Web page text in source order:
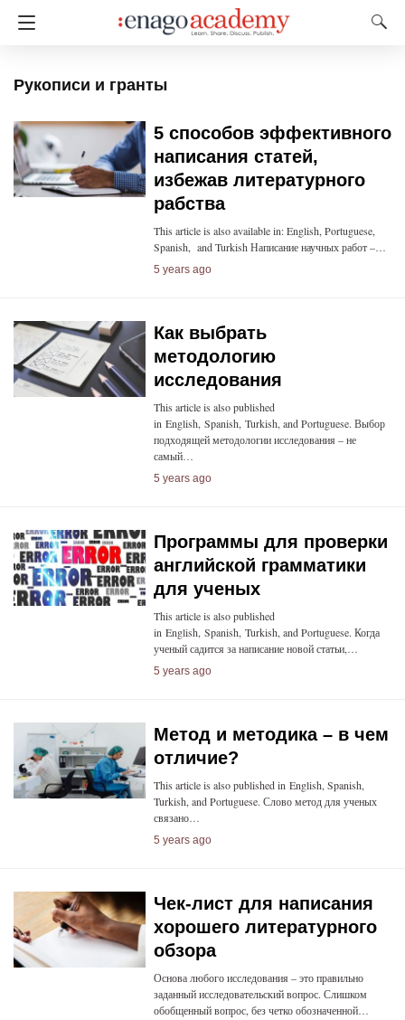
Рукописи и гранты
5 способов эффективного
написания статей,
избежав литературного
рабства
This article is also available in: English, Portuguese,
Spanish, and Turkish Написание научных работ –…
5 years ago
Как выбрать
методологию
исследования
This article is also published
in English, Spanish, Turkish, and Portuguese. Выбор
подходящей методологии исследования – не
самый…
5 years ago
Программы для проверки
английской грамматики
для ученых
This article is also published
in English, Spanish, Turkish, and Portuguese. Когда
ученый садится за написание новой статьи,…
5 years ago
Метод и методика – в чем
отличие?
This article is also published in English, Spanish,
Turkish, and Portuguese. Слово метод для ученых
связано…
5 years ago
Чек-лист для написания
хорошего литературного
обзора
Основа любого исследования – это правильно
заданный исследовательский вопрос. Слишком
обобщенный вопрос, без четко обозначенной…